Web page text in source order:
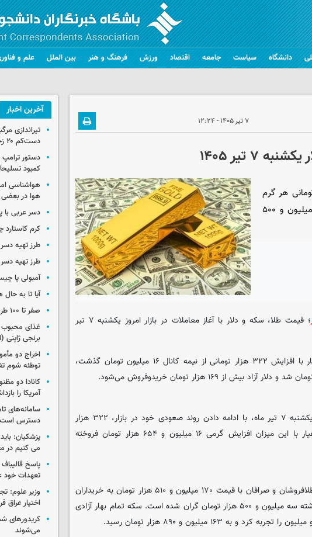
دانشگاه سیاست جامعه اقتصاد ورزش فرهنگ و هنر بین الملل علم و
۷ تیر ۱۴۰۵ - ۱۲:۲۴
۷ تیر ۱۴۰۵
۳۲۲ هزار تومانی هر گرم
طلا ۱۸ عیار، سکه امامی سه میلیون و ۵۰۰
؛ قیمت طلا، سکه و دلار با آغاز معاملات در بازار امروز یکشنبه ۷ تیر
به گزارش فرارو؛ قیمت طلا ۱۸ عیار با افزایش ۳۲۲ هزار تومانی از نیمه کانال ۱۶ میلیون تومان گذشت،
قیمت هر گرم طلا ۱۸ عیار امروز یکشنبه ۷ تیر ماه، با ادامه دادن روند صعودی خود در بازار، ۳۲۲ هزار
تومان افزایش پیدا کرد. طلا ۱۸ عیار با این میزان افزایش گرمی ۱۶ میلیون و ۶۵۴ هزار تومان فروخته
سکه امامی در بازار امروز از سوی طلافروشان و صرافان با قیمت ۱۷۰ میلیون و ۵۱۰ هزار تومان به خریداران
عرضه می‌شود که نسبت به روز گذشته سه میلیون و ۵۰۰ هزار تومان گران شده است. سکه تمام بهار آزادی
به ۱۶۳ میلیون و ۸۹۰ هزار تومان رسید.
آخرین اخبار
تیراندازی
دست‌کم ۲۰ زخمی
دستور
کمبود
هواشناسی
هوا در بعضی
دسر عربی با
کرم
طرز تهیه دسر
طرز تهیه دسر
آمبولی پا
آیا تا به
صفر تا ۱۰۰ طرز تهیه شکلات آلمانی
غذای محبوب
برنجی ژاپنی
اخراج دو
توطئه شوم
کانادا دو
آمریکا را
سامانه‌های
دسترس است
پزشکیان:
می کنیم در
پاسخ
تعهدات خود
وزیر علوم:
اختیار عراق
کریدورهای
می‌شوند